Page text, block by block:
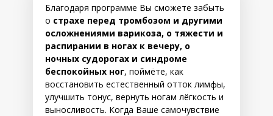
Благодаря программе Вы сможете забыть
о страхе перед тромбозом и другими
осложнениями варикоза, о тяжести и
распирании в ногах к вечеру, о
ночных судорогах и синдроме
беспокойных ног, поймёте, как
восстановить естественный отток лимфы,
улучшить тонус, вернуть ногам лёгкость и
выносливость. Когда Ваше самочувствие